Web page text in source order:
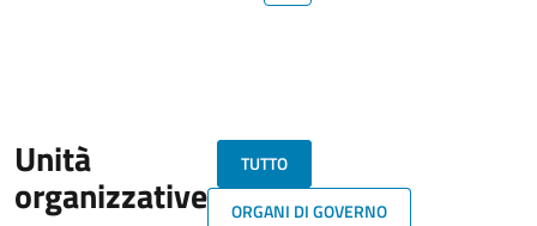
Unità
organizzative
TUTTO
ORGANI DI GOVERNO